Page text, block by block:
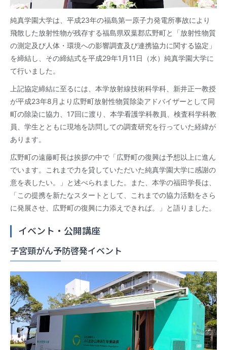
純真学園大学は、平成23年の福島第一原子力発電所事故により
飛散した放射性物が残存する福島県双葉郡広野町と「放射性物質
の測定及び人体・環境への影響調査及び連携協力に関する協定」
を締結し、その締結式を平成29年1月11日（水）純真学園大学に
て行いました。
上記協定締結に至るには、本学放射線技術科学科、新井正一教授
が平成23年8月より広野町放射性物質除染アドバイザーとして同
町の除染に協力、17回に渡り、本学看護学科教員、検査科学科教
員、学生とともに現地を訪問しての調査研究を行っていた経緯が
あります。
広野町の遠藤町長は挨拶の中で「広野町の復興は予想以上に進ん
でいます。これまで力を貸していただいた純真学園大学に感謝の
意を表したい。」と述べられました。また、本学の福田学長は、
「この提携を新たなスタートとして、これまでの協力活動をさら
に発展させ、広野町の復興に力添えできれば。」と語りました。
イベント・公開講座
子宮頸がん予防啓発イベント